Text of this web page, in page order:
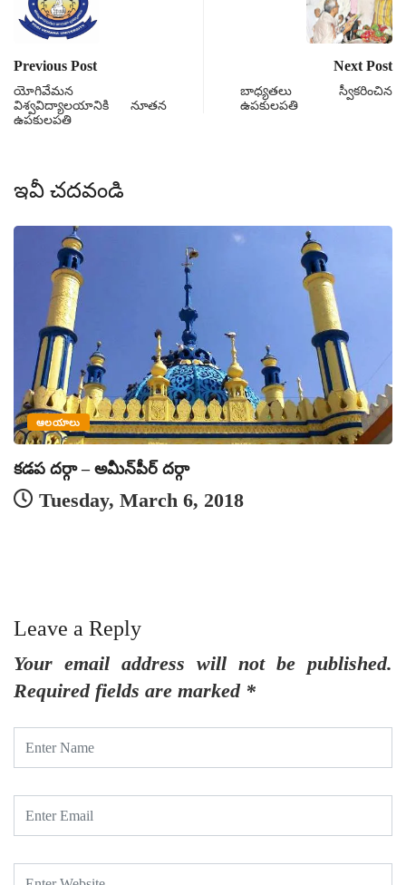
Previous Post
యోగివేమన
విశ్వవిద్యాలయానికి నూతన
ఉపకులపతి
Next Post
బాధ్యతలు స్వీకరించిన
ఉపకులపతి
ఇవీ చదవండి
ఆలయాలు
కడప దర్గా – అమీన్‌పీర్ దర్గా
Tuesday, March 6, 2018
Leave a Reply
Your email address will not be published.
Required fields are marked *